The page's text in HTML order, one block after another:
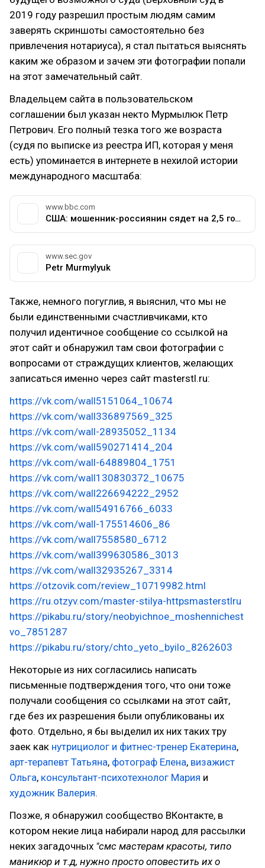
2019 году разрешил простым людям самим
заверять скриншоты самостоятельно без
привлечения нотариуса), я стал пытаться выяснять
каким же образом и зачем эти фотографии попали
на этот замечательный сайт.
Владельцем сайта в пользовательском
соглашении был указан некто Мурмылюк Петр
Петрович. Его полный тезка того же возраста
(судя по выписке из реестра ИП, которая у меня
есть) упоминается в интернете в нехилой истории
международного масштаба:
www.bbc.com
США: мошенник-россиянин сядет на 2,5 года - BBC News Русская служба
www.sec.gov
Petr Murmylyuk
Также, немного погуглив, я выяснил, что мы не
были единственными счастливчиками, кто
получил идентичное сообщение со ссылкой на
этот сайт и обнаружил там свои фотографии с
вопросами от страждущих клиентов, желающих
записаться именно через сайт masterstl.ru:
https://vk.com/wall5151064_10674
https://vk.com/wall336897569_325
https://vk.com/wall-28935052_1134
https://vk.com/wall590271414_204
https://vk.com/wall-64889804_1751
https://vk.com/wall130830372_10675
https://vk.com/wall226694222_2952
https://vk.com/wall54916766_6033
https://vk.com/wall-175514606_86
https://vk.com/wall7558580_6712
https://vk.com/wall399630586_3013
https://vk.com/wall32935267_3314
https://otzovik.com/review_10719982.html
https://ru.otzyv.com/master-stilya-httpsmasterstlru
https://pikabu.ru/story/neobyichnoe_moshennichest
vo_7851287
https://pikabu.ru/story/chto_yeto_byilo_8262603
Некоторые из них согласились написать
письменные подтверждения того, что они тоже
получали сообщения со ссылками на этот сайт,
где без их разрешения были опубликованы их
фото. Отдельно, я бы выделил их них таких тру
заек как нутрициолог и фитнес-тренер Екатерина,
арт-терапевт Татьяна, фотограф Елена, визажист
Ольга, консультант-психотехнолог Мария и
художник Валерия.
Позже, я обнаружил сообщество ВКонтакте, в
котором некие лица набирали народ для рассылки
неких загадочных "смс мастерам красоты, типо
маникюр и т.д, нужно просто оповестить их о